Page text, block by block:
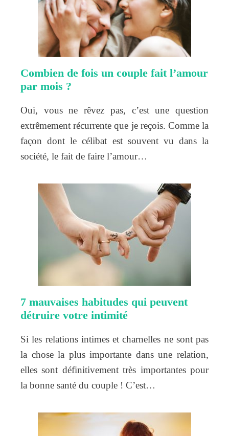
Combien de fois un couple fait l’amour
par mois ?
Oui, vous ne rêvez pas, c’est une question
extrêmement récurrente que je reçois. Comme la
façon dont le célibat est souvent vu dans la
société, le fait de faire l’amour…
7 mauvaises habitudes qui peuvent
détruire votre intimité
Si les relations intimes et charnelles ne sont pas
la chose la plus importante dans une relation,
elles sont définitivement très importantes pour
la bonne santé du couple ! C’est…